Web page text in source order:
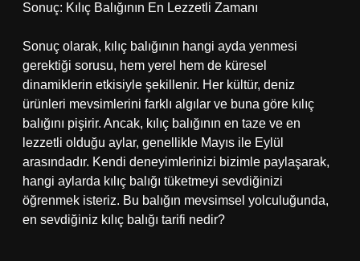
Sonuç: Kılıç Balığının En Lezzetli Zamanı
Sonuç olarak, kılıç balığının hangi ayda yenmesi
gerektiği sorusu, hem yerel hem de küresel
dinamiklerin etkisiyle şekillenir. Her kültür, deniz
ürünleri mevsimlerini farklı algılar ve buna göre kılıç
balığını pişirir. Ancak, kılıç balığının en taze ve en
lezzetli olduğu aylar, genellikle Mayıs ile Eylül
arasındadır. Kendi deneyimlerinizi bizimle paylaşarak,
hangi aylarda kılıç balığı tüketmeyi sevdiğinizi
öğrenmek isteriz. Bu balığın mevsimsel yolculuğunda,
en sevdiğiniz kılıç balığı tarifi nedir?